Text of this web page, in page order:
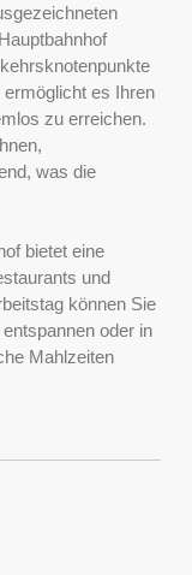
es Ihren
zu erreichen.
was die
bietet eine
und
können Sie
oder in
Mahlzeiten